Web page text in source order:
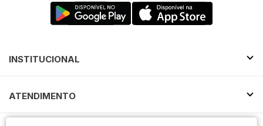
INSTITUCIONAL
ATENDIMENTO